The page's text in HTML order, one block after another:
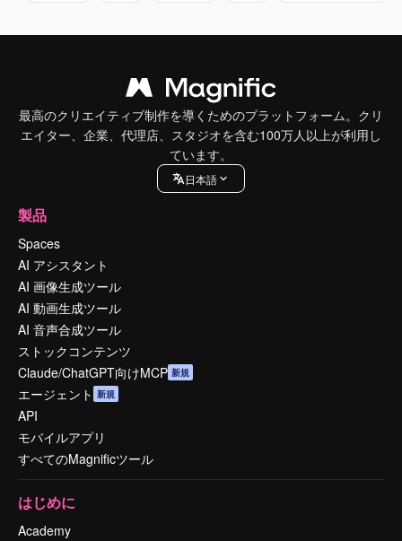
最高のクリエイティブ制作を導くためのプラットフォーム。クリ
エイター、企業、代理店、スタジオを含む100万人以上が利用し
ています。
日本語
製品
Spaces
AI アシスタント
AI 画像生成ツール
AI 動画生成ツール
AI 音声合成ツール
ストックコンテンツ
Claude/ChatGPT向けMCP 新規
エージェント 新規
API
モバイルアプリ
すべてのMagnificツール
はじめに
Academy